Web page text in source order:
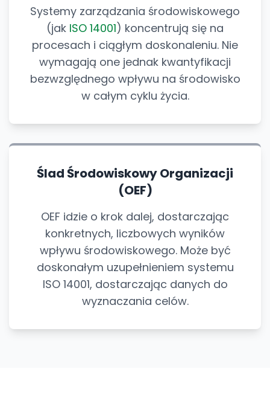
Systemy zarządzania środowiskowego
(jak ISO 14001) koncentrują się na
procesach i ciągłym doskonaleniu. Nie
wymagają one jednak kwantyfikacji
bezwzględnego wpływu na środowisko
w całym cyklu życia.
Ślad Środowiskowy Organizacji
(OEF)
OEF idzie o krok dalej, dostarczając
konkretnych, liczbowych wyników
wpływu środowiskowego. Może być
doskonałym uzupełnieniem systemu
ISO 14001, dostarczając danych do
wyznaczania celów.